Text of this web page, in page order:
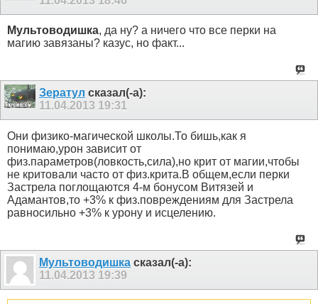
Мультоводишка, да ну? а ничего что все перки на
магию завязаны? казус, но факт...
Зератул сказал(-а):
11.04.2013 19:31
Они физико-магической школы.То бишь,как я
понимаю,урон зависит от
физ.параметров(ловкость,сила),но крит от магии,чтобы
не критовали часто от физ.крита.В общем,если перки
Застрела поглощаются 4-м бонусом Витязей и
Адамантов,то +3% к физ.повреждениям для Застрела
равносильно +3% к урону и исцелению.
Мультоводишка сказал(-а):
11.04.2013 19:39